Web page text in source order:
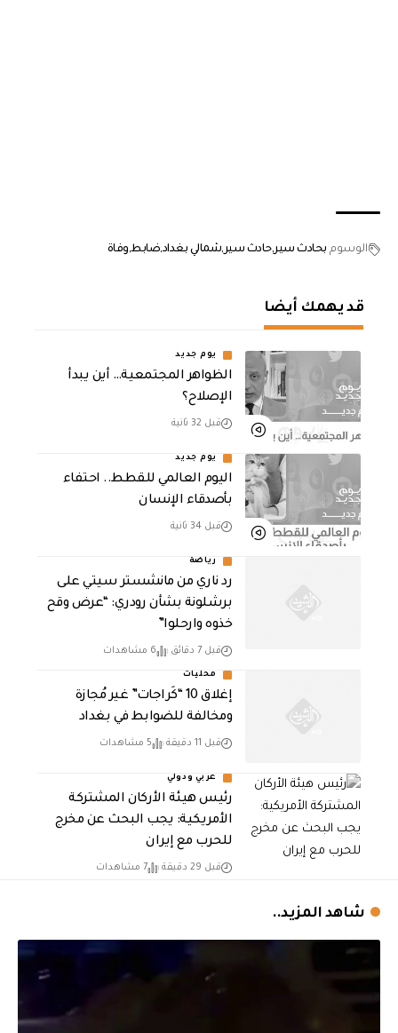
الوسوم بحادث سير حادث سير شمالي بغدادضابط وفاة
قد يهمك أيضا
يوم جديد
الظواهر المجتمعية… أين يبدأ
الإصلاح؟
قبل 32 ثانية
يوم جديد
اليوم العالمي للقطط.. احتفاء
بأصدقاء الإنسان
قبل 34 ثانية
رياضة
رد ناري من مانشستر سيتي على
برشلونة بشأن رودري: “عرض وقح
خذوه وارحلوا”
قبل 7 دقائق 6 مشاهدات
محليات
إغلاق 10 “كَراجات” غير مُجازة
ومخالفة للضوابط في بغداد
قبل 11 دقيقة 5 مشاهدات
عربي ودولي
رئيس هيئة الأركان المشتركة
الأمريكية: يجب البحث عن مخرج
للحرب مع إيران
قبل 29 دقيقة 7 مشاهدات
شاهد المزيد..